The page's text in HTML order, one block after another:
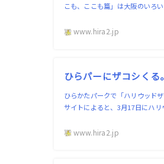
こも、ここも篇」は大阪のいろ
www.hira2.jp
ひらパーにザコシく
ひらかたパークで「ハリウッド
サイトによると、3月17日にハ
www.hira2.jp